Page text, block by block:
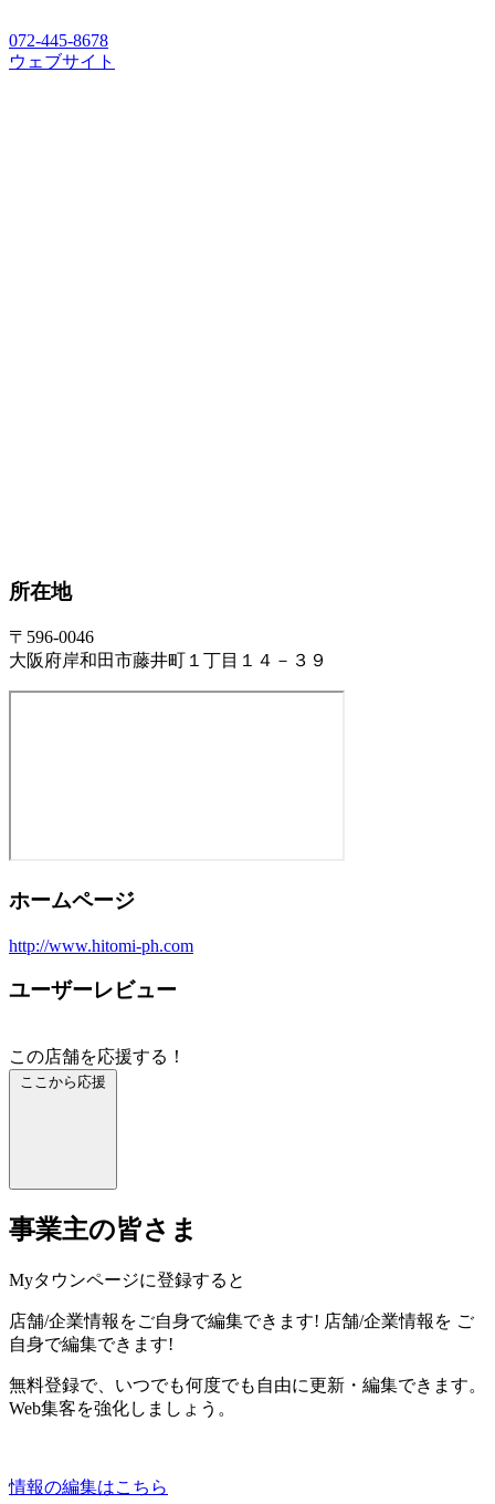
072-445-8678
ウェブサイト
所在地
〒596-0046
大阪府岸和田市藤井町１丁目１４－３９
ホームページ
http://www.hitomi-ph.com
ユーザーレビュー
この店舗を応援する！
ここから応援
事業主の皆さま
Myタウンページに登録すると
店舗/企業情報をご自身で編集できます! 店舗/企業情報を ご
自身で編集できます!
無料登録で、いつでも何度でも自由に更新・編集できます。
Web集客を強化しましょう。
情報の編集はこちら